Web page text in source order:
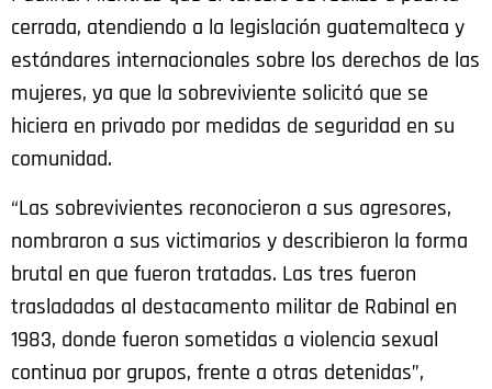
cerrada, atendiendo a la legislación guatemalteca y
estándares internacionales sobre los derechos de las
mujeres, ya que la sobreviviente solicitó que se
hiciera en privado por medidas de seguridad en su
comunidad.
“Las sobrevivientes reconocieron a sus agresores,
nombraron a sus victimarios y describieron la forma
brutal en que fueron tratadas. Las tres fueron
trasladadas al destacamento militar de Rabinal en
1983, donde fueron sometidas a violencia sexual
continua por grupos, frente a otras detenidas”,